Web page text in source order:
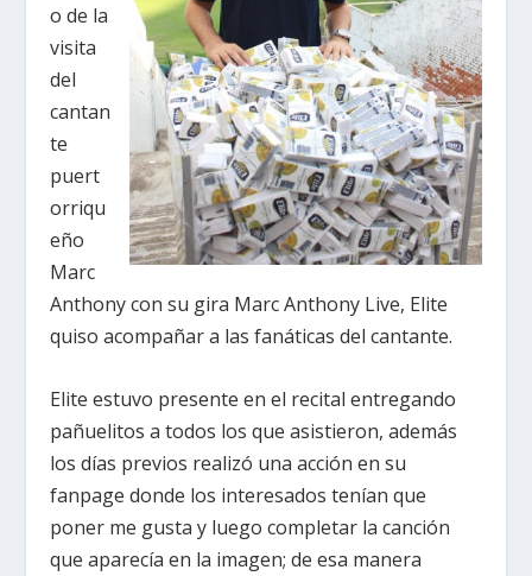
o de la
visita
del
cantan
te
puert
orriqu
eño
Marc
Anthony con su gira Marc Anthony Live, Elite
quiso acompañar a las fanáticas del cantante.
Elite estuvo presente en el recital entregando
pañuelitos a todos los que asistieron, además
los días previos realizó una acción en su
fanpage donde los interesados tenían que
poner me gusta y luego completar la canción
que aparecía en la imagen; de esa manera